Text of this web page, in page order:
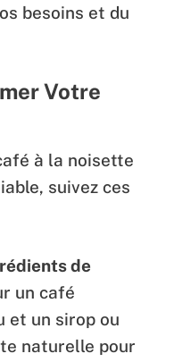
besoins et du
Votre
à la noisette
suivez ces
de
un café
et un sirop ou
naturelle pour